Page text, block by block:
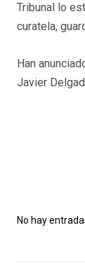
Tribunal lo
curatela,
Han
Javier
No hay